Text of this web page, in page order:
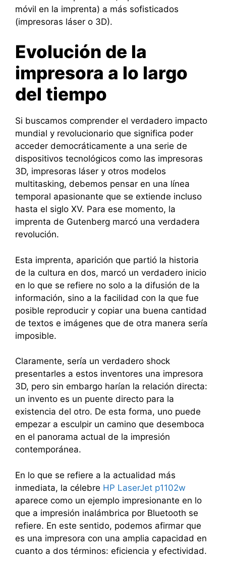
móvil en la imprenta) a más sofisticados
(impresoras láser o 3D).
Evolución de la
impresora a lo largo
del tiempo
Si buscamos comprender el verdadero impacto
mundial y revolucionario que significa poder
acceder democráticamente a una serie de
dispositivos tecnológicos como las impresoras
3D, impresoras láser y otros modelos
multitasking, debemos pensar en una línea
temporal apasionante que se extiende incluso
hasta el siglo XV. Para ese momento, la
imprenta de Gutenberg marcó una verdadera
revolución.
Esta imprenta, aparición que partió la historia
de la cultura en dos, marcó un verdadero inicio
en lo que se refiere no solo a la difusión de la
información, sino a la facilidad con la que fue
posible reproducir y copiar una buena cantidad
de textos e imágenes que de otra manera sería
imposible.
Claramente, sería un verdadero shock
presentarles a estos inventores una impresora
3D, pero sin embargo harían la relación directa:
un invento es un puente directo para la
existencia del otro. De esta forma, uno puede
empezar a esculpir un camino que desemboca
en el panorama actual de la impresión
contemporánea.
En lo que se refiere a la actualidad más
inmediata, la célebre HP LaserJet p1102w
aparece como un ejemplo impresionante en lo
que a impresión inalámbrica por Bluetooth se
refiere. En este sentido, podemos afirmar que
es una impresora con una amplia capacidad en
cuanto a dos términos: eficiencia y efectividad.